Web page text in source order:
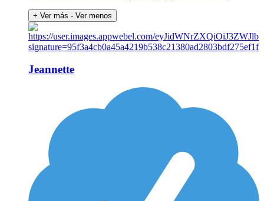
+ Ver más - Ver menos
Jeannette